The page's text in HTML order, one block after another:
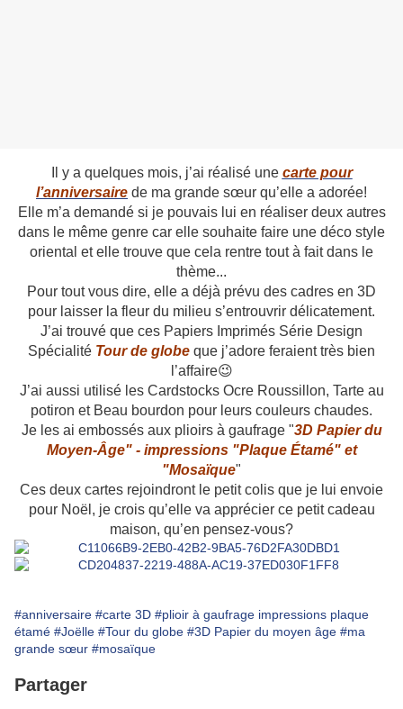
Il y a quelques mois, j’ai réalisé une carte pour
l’anniversaire de ma grande sœur qu’elle a adorée!
Elle m’a demandé si je pouvais lui en réaliser deux autres
dans le même genre car elle souhaite faire une déco style
oriental et elle trouve que cela rentre tout à fait dans le
thème...
Pour tout vous dire, elle a déjà prévu des cadres en 3D
pour laisser la fleur du milieu s’entrouvrir délicatement.
J’ai trouvé que ces Papiers Imprimés Série Design
Spécialité Tour de globe que j’adore feraient très bien
l’affaire😉
J’ai aussi utilisé les Cardstocks Ocre Roussillon, Tarte au
potiron et Beau bourdon pour leurs couleurs chaudes.
Je les ai embossés aux plioirs à gaufrage "3D Papier du
Moyen-Âge" - impressions "Plaque Étamé" et
"Mosaïque"
Ces deux cartes rejoindront le petit colis que je lui envoie
pour Noël, je crois qu’elle va apprécier ce petit cadeau
maison, qu’en pensez-vous?
#anniversaire #carte 3D #plioir à gaufrage impressions plaque
étamé #Joëlle #Tour du globe #3D Papier du moyen âge #ma
grande sœur #mosaïque
Partager